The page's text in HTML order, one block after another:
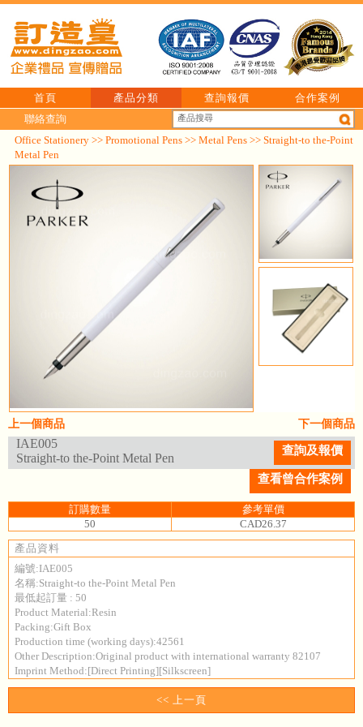
首頁 產品分類 查詢報價
合作案例
聯絡查詢
Office Stationery >> Promotional Pens >> Metal Pens >> Straight-to the-Point
Metal Pen
下一個商品
上一個商品
IAE005
Straight-to the-Point Metal Pen
查詢及報價
查看曾合作案例
訂購數量
參考單價
50
CAD26.37
產品資料
編號:IAE005
名稱:Straight-to the-Point Metal Pen
最低起訂量 : 50
Product Material:Resin
Packing:Gift Box
Production time (working days):42561
Other Description:Original product with international warranty 82107
Imprint Method:[Direct Printing][Silkscreen]
<< 上一頁